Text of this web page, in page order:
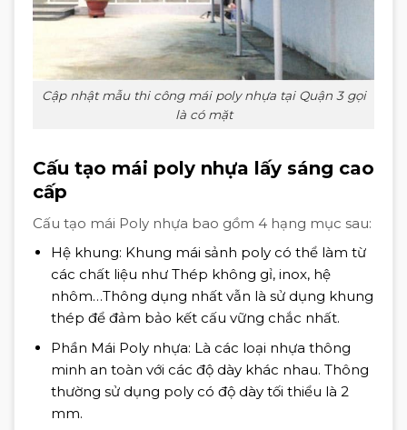
Cập nhật mẫu thi công mái poly nhựa tại Quận 3 gọi
là có mặt
Cấu tạo mái poly nhựa lấy sáng cao
cấp
Cấu tạo mái Poly nhựa bao gồm 4 hạng mục sau:
Hệ khung: Khung mái sảnh poly có thể làm từ
các chất liệu như Thép không gỉ, inox, hệ
nhôm…Thông dụng nhất vẫn là sử dụng khung
thép để đảm bảo kết cấu vững chắc nhất.
Phần Mái Poly nhựa: Là các loại nhựa thông
minh an toàn với các độ dày khác nhau. Thông
thường sử dụng poly có độ dày tối thiểu là 2
mm.